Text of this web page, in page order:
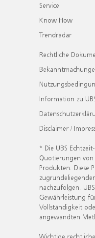
Service
Know How
Trendradar
Rechtliche
Information zu
Disclaimer /
* Die UBS
Quotierungen
Produkten. Diese
nachzufolgen.
Gewährleistung
Vollständigkeit
angewandten